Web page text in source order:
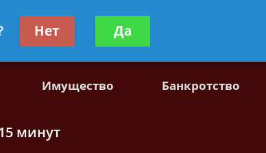
Получите консультацию
бесплатно
Имущество Банкротство
минут
Нет Да